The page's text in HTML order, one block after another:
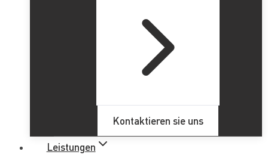
Kontaktieren sie uns
Leistungen